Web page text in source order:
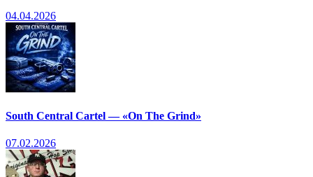
04.04.2026
South Central Cartel — «On The Grind»
07.02.2026